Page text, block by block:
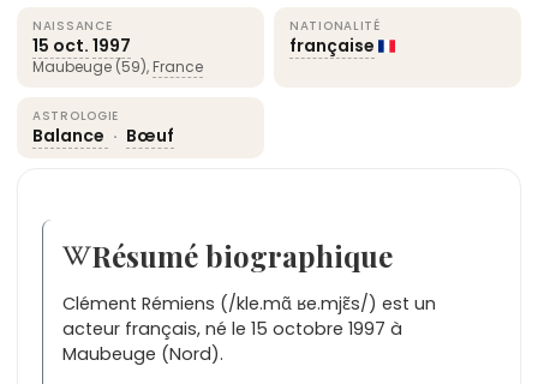
NAISSANCE
15 oct. 1997
Maubeuge (59), France
NATIONALITÉ
française
ASTROLOGIE
Balance · Bœuf
Résumé biographique
Clément Rémiens (/kle.mɑ̃ ʁe.mjɛ̃s/) est un
acteur français, né le 15 octobre 1997 à
Maubeuge (Nord).